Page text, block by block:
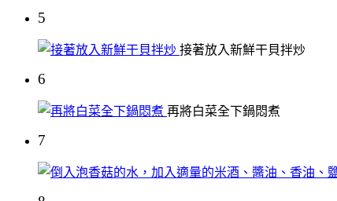
5
接著放入新鮮干貝拌炒
6
再將白菜全下鍋悶煮
7